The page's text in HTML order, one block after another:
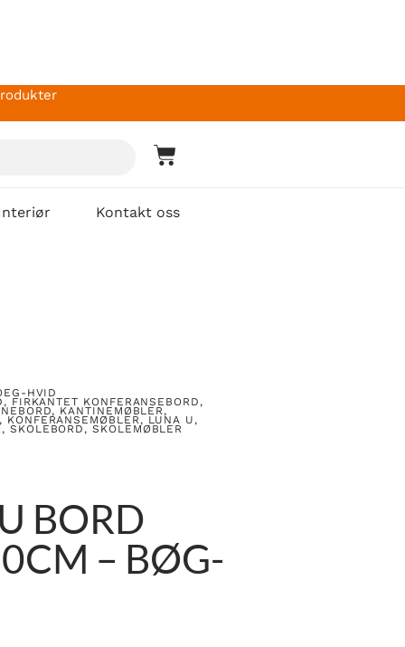
Kontakt oss
HVID
, FIRKANTET KONFERANSEBORD,
, KANTINEMØBLER,
, KONFERANSEMØBLER, LUNA U,
, SKOLEBORD,SKOLEMØBLER
BORD
– BØG-